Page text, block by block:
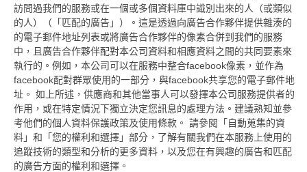
訪問過我們的服務或在一個或多個資料庫中識別出來的人（或類似
的人）（「匹配的廣告」）。這是透過向廣告合作夥伴提供雜湊的
的電子郵件地址列表或將廣告合作夥伴的像素合併到我們的服務
中，且廣告合作夥伴配對本公司資料和相應資料之間的共同要素來
執行的。例如，本公司可以在服務中整合facebook像素，並作為
facebook配對群眾使用的一部分，與facebook共享您的電子郵件地
址。 如上所述，供應商和其他當事人可以發揮本公司服務提供者的
作用，或在特定情況下獨立決定您訊息的處理方法。建議熟知並參
考他們的個人資料保護政策及使用條款。 請參閱「自動蒐集的資
料」和「您的權利和選擇」部分，了解有關我們在本服務上使用的
追蹤技術的類型和分析的更多資料，以及您在有興趣的廣告和匹配
的廣告方面的權利和選擇。